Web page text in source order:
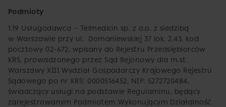
Podmioty
1.19 Usługodawca – Telmedicin sp. z o.o. z siedzibą
w Warszawie przy ul. Domaniewskiej 37 lok. 2.43, kod
pocztowy 02-672, wpisany do Rejestru Przedsiębiorców
KRS, prowadzonego przez Sąd Rejonowy dla m.st.
Warszawy XIII Wydział Gospodarczy Krajowego Rejestru
Sądowego po nr KRS: 0000516452, NIP: 5272720484,
świadczący usługi na podstawie Regulaminu, będący
zarejestrowanym Podmiotem Wykonującym Działalność